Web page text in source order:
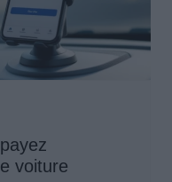
voiture